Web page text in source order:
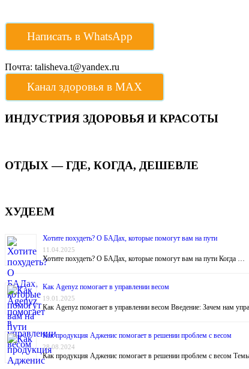
Написать в WhatsApp
Почта: talisheva.t@yandex.ru
Канал здоровья в МАХ
ИНДУСТРИЯ ЗДОРОВЬЯ И КРАСОТЫ
ОТДЫХ — ГДЕ, КОГДА, ДЕШЕВЛЕ
ХУДЕЕМ
Хотите похудеть? О БАДах, которые помогут вам на пути
11.04.2025
Хотите похудеть? О БАДах, которые помогут вам на пути Когда …
Как Agenyz помогает в управлении весом
19.01.2025
Как Agenyz помогает в управлении весом Введение: Зачем нам
Как продукция Адженис помогает в решении проблем с весом
28.08.2024
Как продукция Адженис помогает в решении проблем с весом